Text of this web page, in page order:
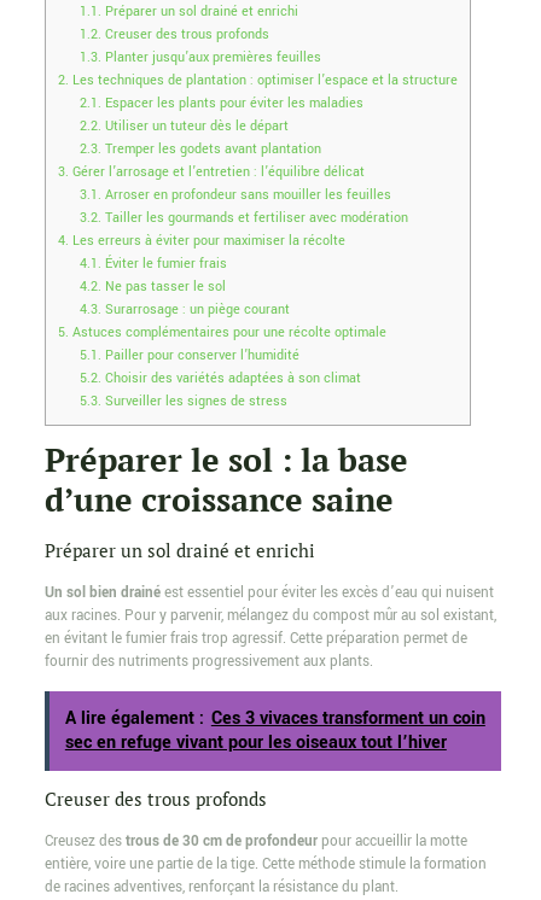
1.1. Préparer un sol drainé et enrichi
1.2. Creuser des trous profonds
1.3. Planter jusqu’aux premières feuilles
2. Les techniques de plantation : optimiser l’espace et la structure
2.1. Espacer les plants pour éviter les maladies
2.2. Utiliser un tuteur dès le départ
2.3. Tremper les godets avant plantation
3. Gérer l’arrosage et l’entretien : l’équilibre délicat
3.1. Arroser en profondeur sans mouiller les feuilles
3.2. Tailler les gourmands et fertiliser avec modération
4. Les erreurs à éviter pour maximiser la récolte
4.1. Éviter le fumier frais
4.2. Ne pas tasser le sol
4.3. Surarrosage : un piège courant
5. Astuces complémentaires pour une récolte optimale
5.1. Pailler pour conserver l’humidité
5.2. Choisir des variétés adaptées à son climat
5.3. Surveiller les signes de stress
Préparer le sol : la base
d’une croissance saine
Préparer un sol drainé et enrichi
Un sol bien drainéest essentiel pour éviter les excès d’eau qui nuisent
aux racines. Pour y parvenir, mélangez du compost mûr au sol existant,
en évitant le fumier frais trop agressif. Cette préparation permet de
fournir des nutriments progressivement aux plants.
A lire également : Ces 3 vivaces transforment un coin
sec en refuge vivant pour les oiseaux tout l’hiver
Creuser des trous profonds
Creusez destrous de 30 cm de profondeurpour accueillir la motte
entière, voire une partie de la tige. Cette méthode stimule la formation
de racines adventives, renforçant la résistance du plant.